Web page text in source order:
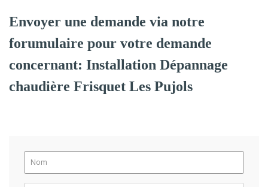
Envoyer une demande via notre
forumulaire pour votre demande
concernant: Installation Dépannage
chaudière Frisquet Les Pujols